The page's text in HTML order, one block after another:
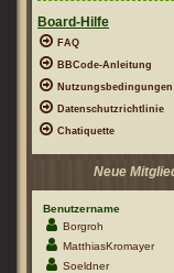
Board-Hilfe
FAQ
BBCode-Anleitung
Nutzungsbedingungen
Datenschutzrichtlinie
Chatiquette
Neue
Benutzername
Borgroh
MatthiasKromayer
Soeldner